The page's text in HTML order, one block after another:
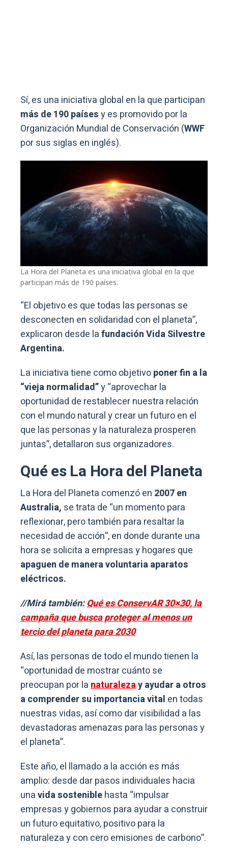
Sí, es una iniciativa global en la que participan
más de 190 paísesy es promovido por la
Organización Mundial de Conservación (WWF
por sus siglas en inglés).
La Hora del Planeta es una iniciativa global en la que
participan más de 190 países.
“El objetivo es que todas las personas se
desconecten en solidaridad con el planeta”,
explicaron desde lafundación Vida Silvestre
Argentina.
La iniciativa tiene como objetivoponer fin a la
“vieja normalidad”y “aprovechar la
oportunidad de restablecer nuestra relación
con el mundo natural y crear un futuro en el
que las personas y la naturaleza prosperen
juntas”, detallaron sus organizadores.
Qué es La Hora del Planeta
La Hora del Planeta comenzó en 2007 en
Australia, se trata de “un momento para
reflexionar, pero también para resaltar la
necesidad de acción”, en donde durante una
hora se solicita a empresas y hogares que
apaguen de manera voluntaria aparatos
eléctricos.
//Mirá también:Qué es ConservAR 30×30, la
campaña que busca proteger al menos un
tercio del planeta para 2030
Así, las personas de todo el mundo tienen la
“oportunidad de mostrar cuánto se
preocupan por lanaturalezay ayudar a otros
a comprender su importancia vital en todas
nuestras vidas, así como dar visibilidad a las
devastadoras amenazas para las personas y
el planeta”.
Este año, el llamado a la acción es más
amplio: desde dar pasos individuales hacia
unavida sosteniblehasta “impulsar
empresas y gobiernos para ayudar a construir
un futuro equitativo, positivo para la
naturaleza y con cero emisiones de carbono”.